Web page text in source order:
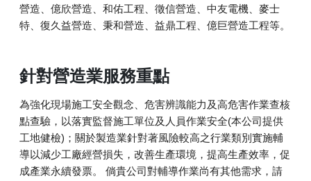
營造、億欣營造、和佑工程、徵信營造、中友電機、麥士
特、復久益營造、秉和營造、 益鼎工程、 億巨營造工程等。
針對營造業服務重點
為強化現場施工安全觀念、危害辨識能力及高危害作業查核
點查驗，以落實監督施工單位及人員作業安全(本公司提供
工地健檢)；關於製造業針對著風險較高之行業類別實施輔
導以減少工廠經營損失，改善生產環境，提高生產效率，促
成產業永續發票。 倘貴公司對輔導作業尚有其他需求，請